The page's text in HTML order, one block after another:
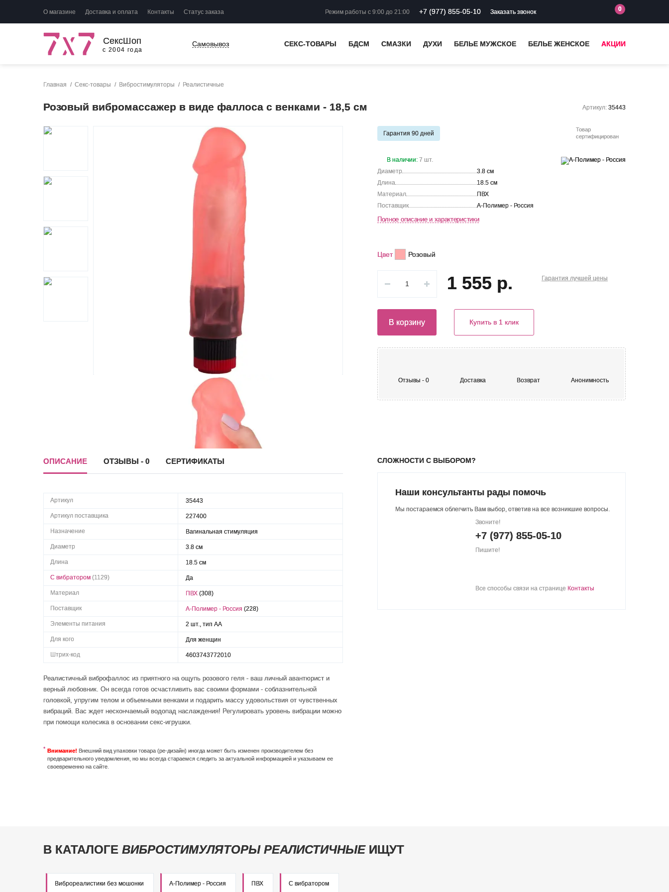
О магазине Доставка и оплата Контакты Статус заказа Режим работы с 9:00 до 21:00 +7 (977) 855-05-10 Заказать звонок 0
СексШоп
с 2004 года
Самовывоз СЕКС-ТОВАРЫ БДСМ СМАЗКИ ДУХИ БЕЛЬЕ МУЖСКОЕ БЕЛЬЕ ЖЕНСКОЕ АКЦИИ
Главная Секс-товары Вибростимуляторы Реалистичные
Розовый вибромассажер в виде фаллоса с венками - 18,5 см Артикул: 35443
Гарантия 90 дней
В наличии:7 шт.
Товар
сертифицирован
Диаметр
3.8 см
Длина
18.5 см
Материал
ПВХ
Поставщик
А-Полимер - Россия
Полное описание и характеристики
Цвет Розовый
Гарантия лучшей цены
1 555 р.
В корзину Купить в 1 клик
Отзывы - 0 Доставка Возврат Анонимность
ОПИСАНИЕ ОТЗЫВЫ - 0 СЕРТИФИКАТЫ
Артикул 35443
Артикул поставщика 227400
Назначение Вагинальная стимуляция
Диаметр 3.8 см
Длина 18.5 см
С вибратором (1129) Да
Материал ПВХ (308)
Поставщик А-Полимер - Россия (228)
Элементы питания 2 шт., тип AA
Для кого Для женщин
Штрих-код 4603743772010
Реалистичный виброфаллос из приятного на ощупь розового геля - ваш личный авантюрист и
верный любовник. Он всегда готов осчастливить вас своими формами - соблазнительной
головкой, упругим телом и объемными венками и подарить массу удовольствия от чувственных
вибраций. Вас ждет нескончаемый водопад наслаждения! Регулировать уровень вибрации можно
при помощи колесика в основании секс-игрушки.
Внимание! Внешний вид упаковки товара (ре-дизайн) иногда может быть изменен производителем без
предварительного уведомления, но мы всегда стараемся следить за актуальной информацией и указываем ее
своевременно на сайте.
СЛОЖНОСТИ С ВЫБОРОМ?
Наши консультанты рады помочь
Мы постараемся облегчить Вам выбор, ответив на все возникшие вопросы.
Звоните!
+7 (977) 855-05-10
Пишите!
Все способы связи на странице Контакты
В КАТАЛОГЕ ВИБРОСТИМУЛЯТОРЫ РЕАЛИСТИЧНЫЕИЩУТ
Виброреалистики без мошонки А-Полимер - Россия ПВХ С вибратором